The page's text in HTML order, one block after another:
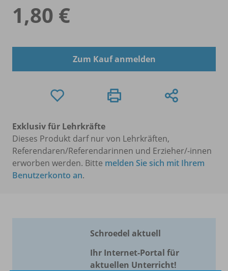
1,80 €
Zum Kauf anmelden
Exklusiv für Lehrkräfte
Dieses Produkt darf nur von Lehrkräften,
Referendaren/Referendarinnen und Erzieher/-innen
erworben werden. Bitte melden Sie sich mit Ihrem
Benutzerkonto an.
Schroedel aktuell
Ihr Internet-Portal für
aktuellen Unterricht!